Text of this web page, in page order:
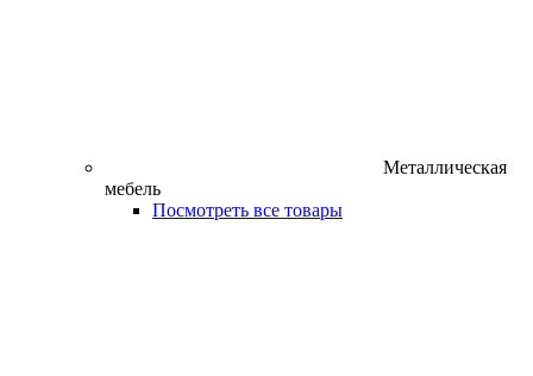
Металлическая
мебель
Посмотреть все товары